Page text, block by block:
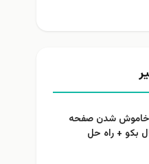
خاموش شدن صفحه
بکو + راه حل